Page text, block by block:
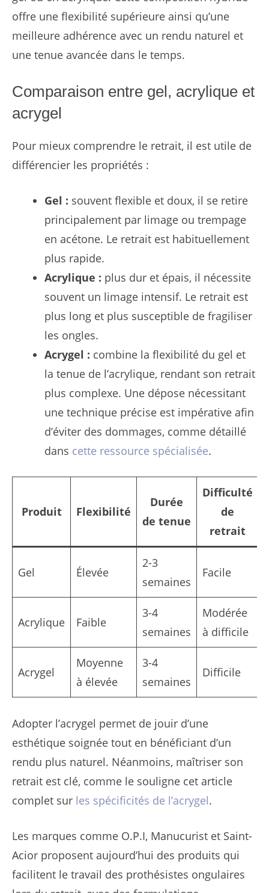
offre une flexibilité supérieure ainsi qu’une
meilleure adhérence avec un rendu naturel et
une tenue avancée dans le temps.
Comparaison entre gel, acrylique et
acrygel
Pour mieux comprendre le retrait, il est utile de
différencier les propriétés :
Gel : souvent flexible et doux, il se retire
principalement par limage ou trempage
en acétone. Le retrait est habituellement
plus rapide.
Acrylique : plus dur et épais, il nécessite
souvent un limage intensif. Le retrait est
plus long et plus susceptible de fragiliser
les ongles.
Acrygel : combine la flexibilité du gel et
la tenue de l’acrylique, rendant son retrait
plus complexe. Une dépose nécessitant
une technique précise est impérative afin
d’éviter des dommages, comme détaillé
dans cette ressource spécialisée.
Produit Flexibilité
Durée
de tenue
Difficulté
de
retrait
Gel Élevée
2-3
semaines
Facile
Acrylique Faible
3-4
semaines
Modérée
à difficile
Acrygel
Moyenne
à élevée
3-4
semaines
Difficile
Adopter l’acrygel permet de jouir d’une
esthétique soignée tout en bénéficiant d’un
rendu plus naturel. Néanmoins, maîtriser son
retrait est clé, comme le souligne cet article
complet sur les spécificités de l’acrygel.
Les marques comme O.P.I, Manucurist et Saint-
Acior proposent aujourd’hui des produits qui
facilitent le travail des prothésistes ongulaires